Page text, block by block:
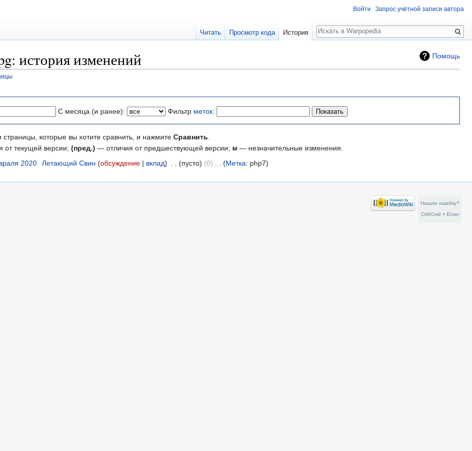
Помощь
история изменений
С месяца (и ранее): Фильтр меток:
страницы, которые вы хотите сравнить, и нажмите Сравнить
от текущей версии; (пред.) — отличия от предшествующей версии; м — незначительные изменения.
2020 Летающий Свин обсуждение вклад пусто 0 Метка: php7
Войти Запрос учётной записи автора
Читать Просмотр кода История
Поиск
Нашли ошибку?
Ctrl/Cmd + Enter